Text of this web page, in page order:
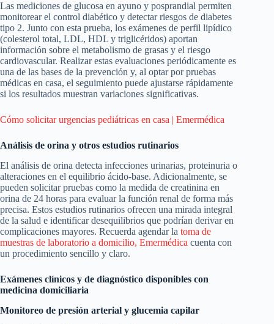
Las mediciones de glucosa en ayuno y posprandial permiten
monitorear el control diabético y detectar riesgos de diabetes
tipo 2. Junto con esta prueba, los exámenes de perfil lipídico
(colesterol total, LDL, HDL y triglicéridos) aportan
información sobre el metabolismo de grasas y el riesgo
cardiovascular. Realizar estas evaluaciones periódicamente es
una de las bases de la prevención y, al optar por pruebas
médicas en casa, el seguimiento puede ajustarse rápidamente
si los resultados muestran variaciones significativas.
Cómo solicitar urgencias pediátricas en casa | Emermédica
Análisis de orina y otros estudios rutinarios
El análisis de orina detecta infecciones urinarias, proteinuria o
alteraciones en el equilibrio ácido-base. Adicionalmente, se
pueden solicitar pruebas como la medida de creatinina en
orina de 24 horas para evaluar la función renal de forma más
precisa. Estos estudios rutinarios ofrecen una mirada integral
de la salud e identificar desequilibrios que podrían derivar en
complicaciones mayores. Recuerda agendar la toma de
muestras de laboratorio a domicilio, Emermédica cuenta con
un procedimiento sencillo y claro.
Exámenes clínicos y de diagnóstico disponibles con
medicina domiciliaria
Monitoreo de presión arterial y glucemia capilar